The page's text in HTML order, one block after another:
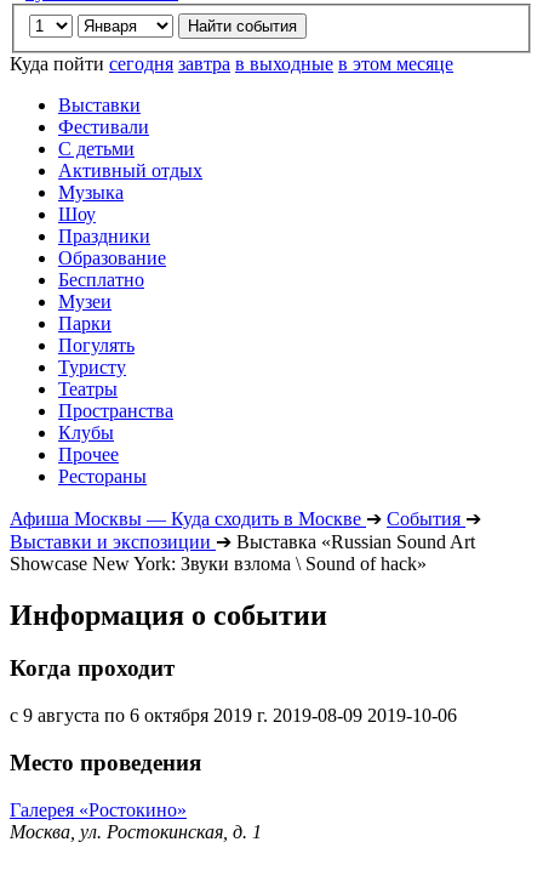
Куда пойти сегодня завтра в выходные в этом месяце
Выставки
Фестивали
С детьми
Активный отдых
Музыка
Шоу
Праздники
Образование
Бесплатно
Музеи
Парки
Погулять
Туристу
Театры
Пространства
Клубы
Прочее
Рестораны
Афиша Москвы — Куда сходить в Москве ➔ События ➔
Выставки и экспозиции ➔ Выставка «Russian Sound Art
Showcase New York: Звуки взлома \ Sound of hack»
Информация о событии
Когда проходит
с 9 августа по 6 октября 2019 г. 2019-08-09 2019-10-06
Место проведения
Галерея «Ростокино»
Москва, ул. Ростокинская, д. 1